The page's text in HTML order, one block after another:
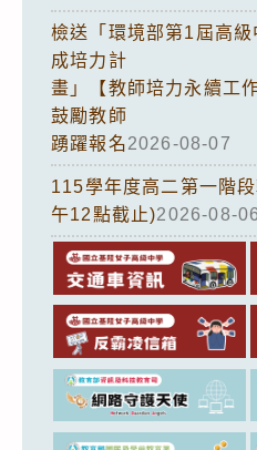
檢送「環境部第1屆高
成培力計
畫」【教師培力永續工
鼓勵教師
踴躍報名2026-08-07
115學年度高二第一階
午12點截止)2026-08-06